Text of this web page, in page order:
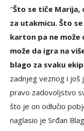
"Što se tiče Marija,
za utakmicu. Što
karton pa ne može
može da igra na
blago za svaku
zadnjeg veznog i još
pravo zadovoljstvo
što je on odlučio
naglasio je Srđan